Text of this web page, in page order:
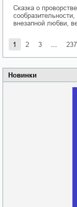
Новинки
Сказка о
внезапной любви,
1 2 3 237